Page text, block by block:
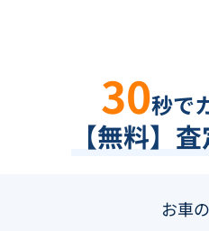
30秒で
【無料】
お車